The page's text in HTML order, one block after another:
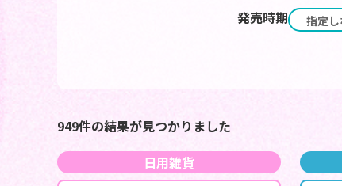
発売時期
949件の結果が見つかりました
日用雑貨